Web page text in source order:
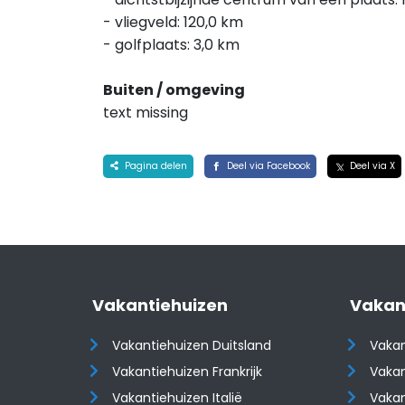
- vliegveld: 120,0 km
- golfplaats: 3,0 km
Buiten / omgeving
text missing
Pagina delen Deel via Facebook Deel via X
Vakantiehuizen
Vakantiehuizen Duitsland
Vakantiehuizen Frankrijk
Vakantiehuizen Italië